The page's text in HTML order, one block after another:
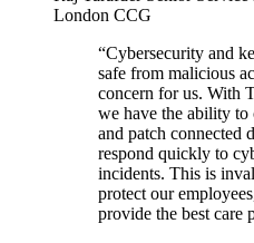
London CCG
“Cybersecurity and
safe from malicious
concern for us. With
we have the ability to
and patch connected
respond quickly to
incidents. This is
protect our
provide the best care